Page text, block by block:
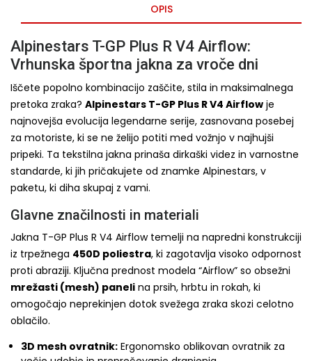
OPIS
Alpinestars T-GP Plus R V4 Airflow:
Vrhunska športna jakna za vroče dni
Iščete popolno kombinacijo zaščite, stila in maksimalnega
pretoka zraka? Alpinestars T-GP Plus R V4 Airflow je
najnovejša evolucija legendarne serije, zasnovana posebej
za motoriste, ki se ne želijo potiti med vožnjo v najhujši
pripeki. Ta tekstilna jakna prinaša dirkaški videz in varnostne
standarde, ki jih pričakujete od znamke Alpinestars, v
paketu, ki diha skupaj z vami.
Glavne značilnosti in materiali
Jakna T-GP Plus R V4 Airflow temelji na napredni konstrukciji
iz trpežnega 450D poliestra, ki zagotavlja visoko odpornost
proti abraziji. Ključna prednost modela “Airflow” so obsežni
mrežasti (mesh) paneli na prsih, hrbtu in rokah, ki
omogočajo neprekinjen dotok svežega zraka skozi celotno
oblačilo.
3D mesh ovratnik: Ergonomsko oblikovan ovratnik za